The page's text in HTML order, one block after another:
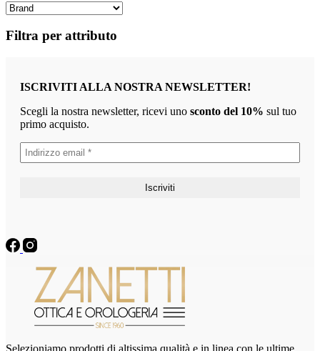
Filtra per attributo
ISCRIVITI ALLA NOSTRA NEWSLETTER!
Scegli la nostra newsletter, ricevi uno sconto del 10% sul tuo
primo acquisto.
Selezioniamo prodotti di altissima qualità e in linea con le ultime